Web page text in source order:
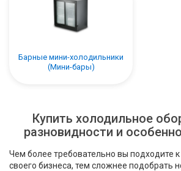
Барные мини-холодильники
(Мини-бары)
Купить холодильное
разновидности и
Чем более требовательно вы подходите к
своего бизнеса, тем сложнее подобрать